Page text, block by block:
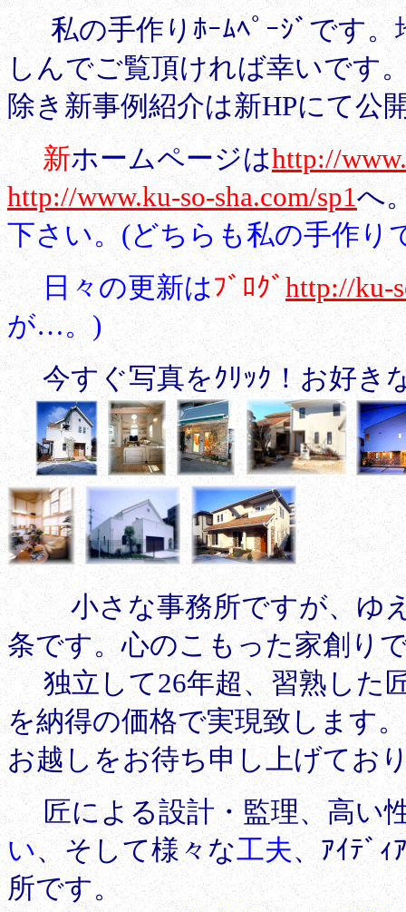
私の手作りﾎｰﾑﾍﾟｰｼﾞです
しんでご覧頂ければ幸いです
除き新事例紹介は新HPにて公
新ホームページはhttp://
http://www.ku-so-sha.com/sp1へ
下さい。(どちらも私の手作り
日々の更新はﾌﾞﾛｸﾞ http://ku-
が…。)
今すぐ写真をｸﾘｯｸ！お好き
小さな事務所ですが、ゆ
条です。心のこもった家創り
独立して26年超、習熟した
を納得の価格で実現致します
お越しをお待ち申し上げてお
匠による設計・監理、 高い
い、そして様々な工夫、ｱｲﾃﾞ
所です。